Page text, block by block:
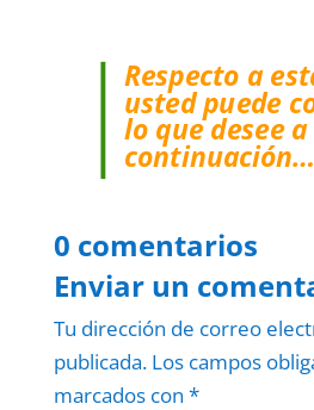
Respecto a
usted puede
lo que desee a
continuación…
0 comentarios
Enviar un
Tu dirección de correo
publicada. Los campos
marcados con *